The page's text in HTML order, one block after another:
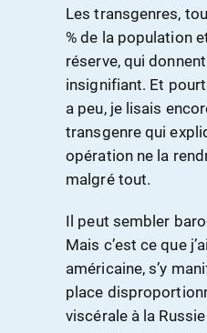
Les transgenres,
% de la population
réserve, qui
insignifiant. Et
a peu, je lisais
transgenre qui
opération ne la
malgré tout.
Il peut sembler
Mais c’est ce que
américaine, s’y
place
viscérale à la